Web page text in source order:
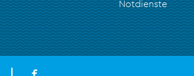
Notdienste